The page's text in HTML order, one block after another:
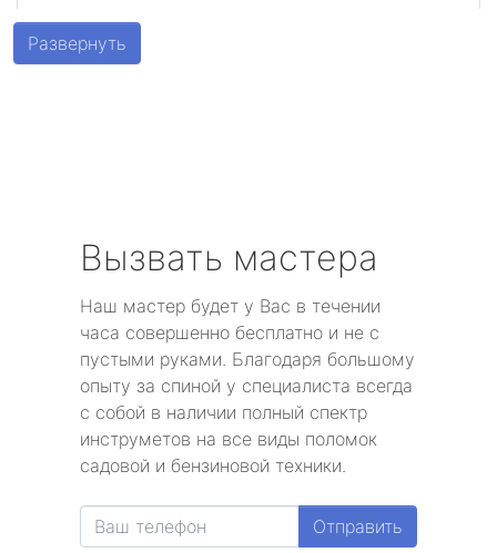
Шушары
Песочный
Левашово
Лисий Нос
Александровская
Развернуть
Вызвать мастера
Наш мастер будет у Вас в течении
часа совершенно бесплатно и не с
пустыми руками. Благодаря большому
опыту за спиной у специалиста всегда
с собой в наличии полный спектр
инструметов на все виды поломок
садовой и бензиновой техники.
Отправить